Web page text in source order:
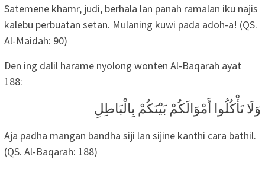
Satemene khamr, judi, berhala lan panah ramalan iku najis
kalebu perbuatan setan. Mulaning kuwi pada adoh-a! (QS.
Al-Maidah: 90)
Den ing dalil harame nyolong wonten Al-Baqarah ayat
188:
وَلَا تَأْكُلُوا أَمْوَالَكُمْ بَيْنَكُمْ بِالْبَاطِلِ
Aja padha mangan bandha siji lan sijine kanthi cara bathil.
(QS. Al-Baqarah: 188)